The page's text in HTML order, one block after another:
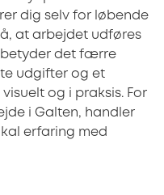
dig selv for løbende
at arbejdet udføres
betyder det færre
udgifter og et
og i praksis. For
i Galten, handler
erfaring med